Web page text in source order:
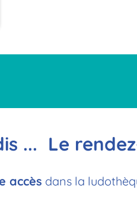
... Le
accès dans la